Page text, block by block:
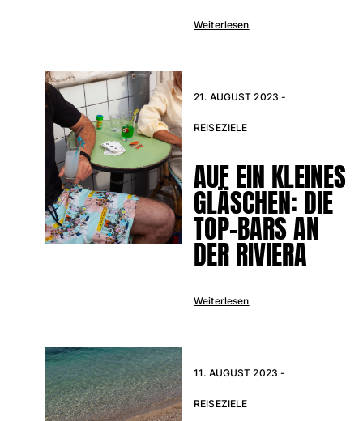
Accessoires
Alle Accessoires anzeigen
Kappen und Anglerhüte
Kappe
Hut
Alle Kappen und Anglerhüte anzeigen
Taschen
Strandtaschen
Weiterlesen
21. AUGUST 2023 -
REISEZIELE
AUF EIN KLEINES
GLÄSCHEN: DIE
TOP-BARS AN
DER RIVIERA
Weiterlesen
11. AUGUST 2023 -
REISEZIELE